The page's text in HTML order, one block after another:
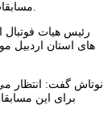
رئیس هیات فوتبال
های استان اردبیل
نوتاش گفت: انتظار
برای این